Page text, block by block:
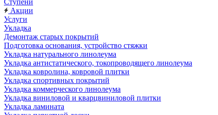
Ступени
Акции
Услуги
Укладка
Демонтаж старых покрытий
Подготовка основания, устройство стяжки
Укладка натурального линолеума
Укладка антистатического, токопроводящего линолеума
Укладка ковролина, ковровой плитки
Укладка спортивных покрытий
Укладка коммерческого линолеума
Укладка виниловой и кварцвиниловой плитки
Укладка ламината